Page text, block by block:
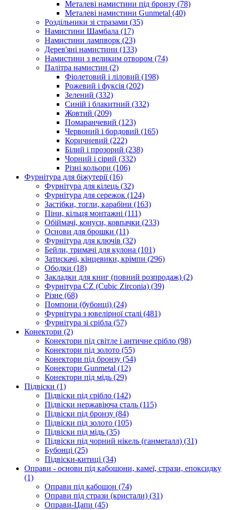
Металеві намистини під бронзу (78)
Металеві намистини Gunmetal (40)
Роздільники зі стразами (35)
Намистини Шамбала (17)
Намистини лампворк (23)
Дерев'яні намистини (133)
Намистини з великим отвором (74)
Палітра намистин (2)
Фіолетовий і ліловий (198)
Рожевий і фуксія (202)
Зелений (332)
Синій і блакитний (332)
Жовтий (209)
Помаранчевий (123)
Червоний і бордовий (165)
Коричневий (222)
Білий і прозорий (238)
Чорний і сірий (332)
Різні кольори (106)
Фурнітура для біжутерії(16)
Фурнітура для кілець (32)
Фурнітура для сережок (124)
Застібки, тогли, карабіни (163)
Піни, кільця монтажні (111)
Обіймачі, конуси, ковпачки (233)
Основи для брошки (11)
Фурнітура для ключів (32)
Бейли, тримачі для кулона (101)
Затискачі, кінцевики, крімпи (296)
Ободки (18)
Закладки для книг (повний розпродаж) (2)
Фурнітура CZ (Cubic Zirconia) (39)
Різне (68)
Помпони (бубонці) (24)
Фурнітура з ювелірної сталі (481)
Фурнітура зі срібла (57)
Конектори (2)
Конектори під світле і античне срібло (98)
Конектори під золото (55)
Конектори під бронзу (54)
Конектори Gunmetal (12)
Конектори під мідь (29)
Підвіски (1)
Підвіски під срібло (142)
Підвіски нержавіюча сталь (115)
Підвіски під бронзу (84)
Підвіски під золото (105)
Підвіски під мідь (35)
Підвіски під чорний нікель (ганметалл) (31)
Бубонці (25)
Підвіски-китиці (34)
Оправи - основи під кабошони, камеї, стрази, епоксидку
(1)
Оправи під кабошон (74)
Оправи під стрази (кристали) (31)
Оправи-Цапи (45)